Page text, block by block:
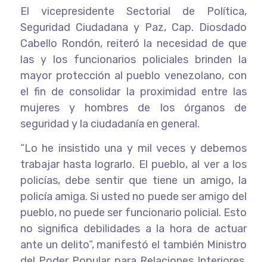
El vicepresidente Sectorial de Política,
Seguridad Ciudadana y Paz, Cap. Diosdado
Cabello Rondón, reiteró la necesidad de que
las y los funcionarios policiales brinden la
mayor protección al pueblo venezolano, con
el fin de consolidar la proximidad entre las
mujeres y hombres de los órganos de
seguridad y la ciudadanía en general.
“Lo he insistido una y mil veces y debemos
trabajar hasta lograrlo. El pueblo, al ver a los
policías, debe sentir que tiene un amigo, la
policía amiga. Si usted no puede ser amigo del
pueblo, no puede ser funcionario policial. Esto
no significa debilidades a la hora de actuar
ante un delito”, manifestó el también Ministro